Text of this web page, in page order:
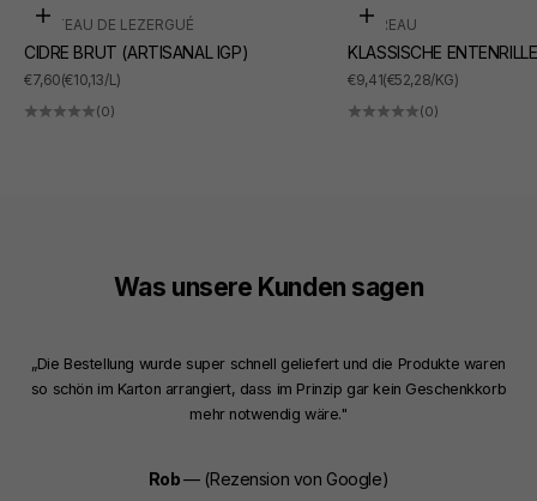
In den Warenkorb
CHÂTEAU DE LEZERGUÉ
CIDRE BRUT (ARTISANAL IGP)
ANGEBOT
€7,60(€10,13/L)
(0)
In den Warenkorb
SUDREAU
KLASSISCHE
ANGEBOT
€9,41(€52,28/KG)
(0)
Was unsere Kunden sagen
„Die Bestellung wurde super schnell geliefert und die Produkte waren
so schön im Karton arrangiert, dass im Prinzip gar kein Geschenkkorb
mehr notwendig wäre."
Rob— (Rezension von Google)